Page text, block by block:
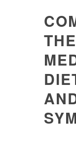
THE